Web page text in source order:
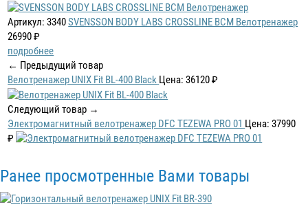
Артикул: 3340SVENSSON BODY LABS CROSSLINE BCM Велотренажер
26990 ₽
подробнее
← Предыдущий товар
Велотренажер UNIX Fit BL-400 Black Цена: 36120 ₽
Следующий товар →
Электромагнитный велотренажер DFC TEZEWA PRO 01 Цена: 37990
₽
Ранее просмотренные Вами товары